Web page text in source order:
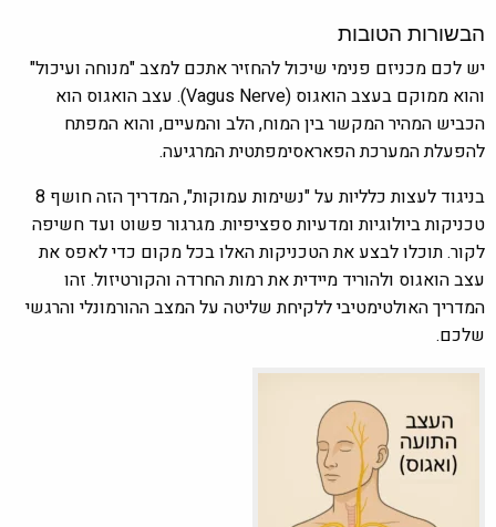
הבשורות הטובות
יש לכם מכניזם פנימי שיכול להחזיר אתכם למצב "מנוחה ועיכול"
והוא ממוקם בעצב הואגוס (Vagus Nerve). עצב הואגוס הוא
הכביש המהיר המקשר בין המוח, הלב והמעיים, והוא המפתח
להפעלת המערכת הפאראסימפתטית המרגיעה.
בניגוד לעצות כלליות על "נשימות עמוקות", המדריך הזה חושף 8
טכניקות ביולוגיות ומדעיות ספציפיות. מגרגור פשוט ועד חשיפה
לקור. תוכלו לבצע את הטכניקות האלו בכל מקום כדי לאפס את
עצב הואגוס ולהוריד מיידית את רמות החרדה והקורטיזול. זהו
המדריך האולטימטיבי ללקיחת שליטה על המצב ההורמונלי והרגשי
שלכם.